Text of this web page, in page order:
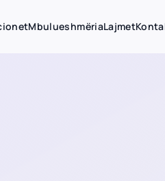
MbulueshmëriaLajmet